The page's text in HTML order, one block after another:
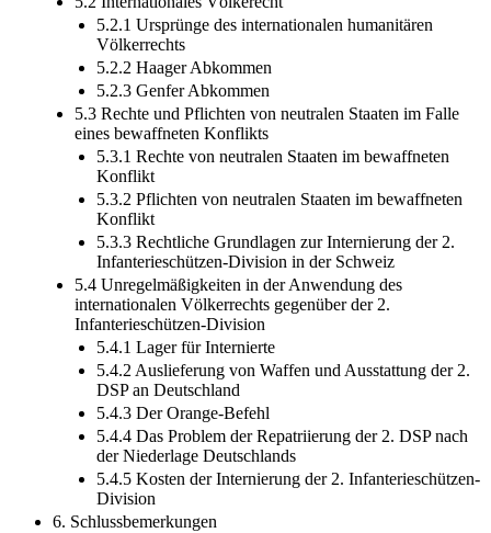
5.2.1 Ursprünge des internationalen humanitären
Völkerrechts
5.2.2 Haager Abkommen
5.2.3 Genfer Abkommen
5.3 Rechte und Pflichten von neutralen Staaten im Falle
eines bewaffneten Konflikts
5.3.1 Rechte von neutralen Staaten im bewaffneten
Konflikt
5.3.2 Pflichten von neutralen Staaten im bewaffneten
Konflikt
5.3.3 Rechtliche Grundlagen zur Internierung der 2.
Infanterieschützen-Division in der Schweiz
5.4 Unregelmäßigkeiten in der Anwendung des
internationalen Völkerrechts gegenüber der 2.
Infanterieschützen-Division
5.4.1 Lager für Internierte
5.4.2 Auslieferung von Waffen und Ausstattung der 2.
DSP an Deutschland
5.4.3 Der Orange-Befehl
5.4.4 Das Problem der Repatriierung der 2. DSP nach
der Niederlage Deutschlands
5.4.5 Kosten der Internierung der 2. Infanterieschützen-
Division
6. Schlussbemerkungen